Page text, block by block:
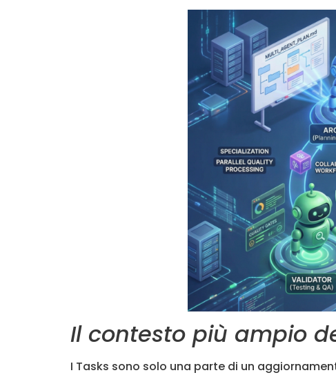
Il contesto più ampio
I Tasks sono solo una parte di un